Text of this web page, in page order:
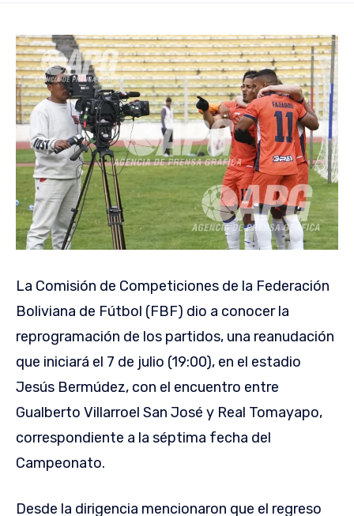
La Comisión de Competiciones de la Federación
Boliviana de Fútbol (FBF) dio a conocer la
reprogramación de los partidos, una reanudación
que iniciará el 7 de julio (19:00), en el estadio
Jesús Bermúdez, con el encuentro entre
Gualberto Villarroel San José y Real Tomayapo,
correspondiente a la séptima fecha del
Campeonato.
Desde la dirigencia mencionaron que el regreso